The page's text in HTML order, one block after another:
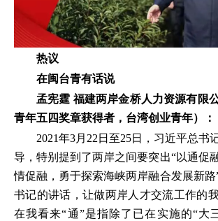
热议
在闽台青有话说
孟宪霆 福建两岸金桥人力资源有限
青年五四奖章获得者，台湾创业青年）：
2021年3月22日至25日，习近平总书
导，特别提到了两岸之间要突出“以通促
情促融，勇于探索海峡两岸融合发展新路
书记的讲话，让做两岸人才交流工作的
在我看来“通”是指除了已在实施的“大